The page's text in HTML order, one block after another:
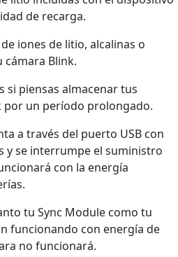
de recarga.
iones de litio, alcalinas o
cámara Blink.
si piensas almacenar tus
por un período prolongado.
a través del puerto USB con
y se interrumpe el suministro
con la energía
tu Sync Module como tu
funcionando con energía de
no funcionará.